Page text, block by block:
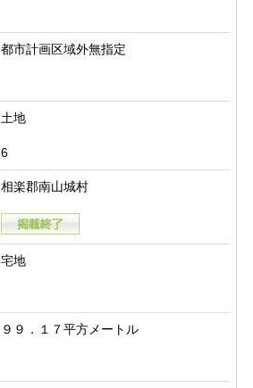
都市計画区域外無指定
土地
6
相楽郡南山城村
宅地
９９．１７平方メートル